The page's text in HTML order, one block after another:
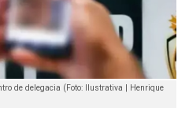
de delegacia (Foto: Ilustrativa | Henrique